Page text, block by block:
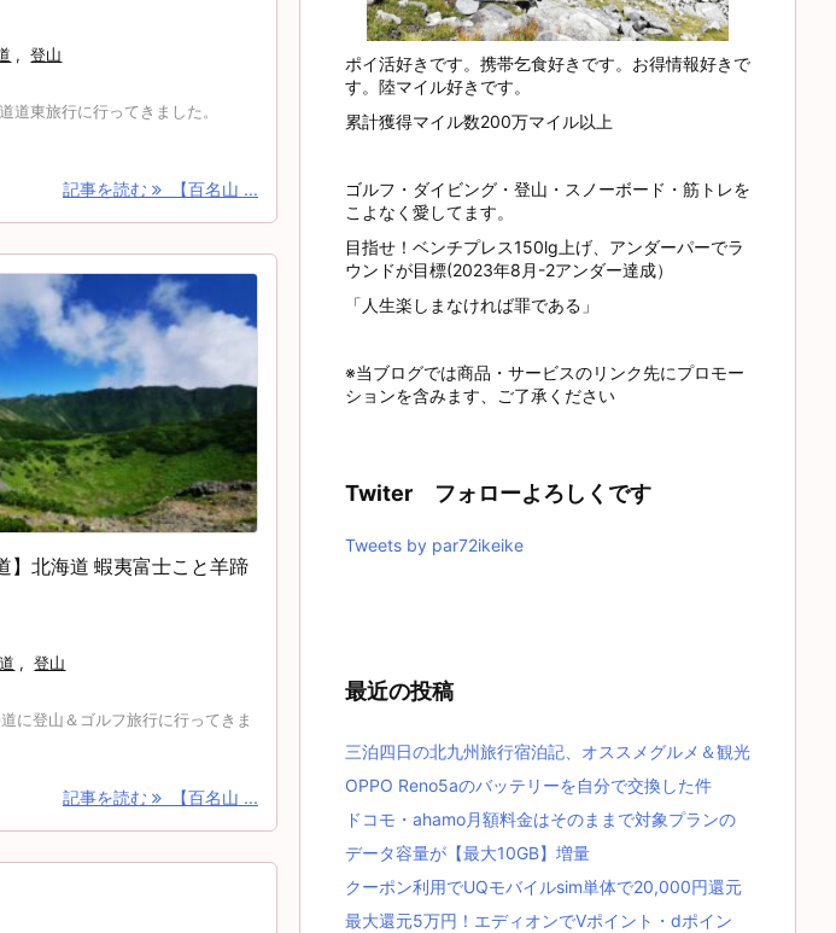
, 登山
道東旅行に行ってきました。
記事を読む 【百名山 ...
】北海道 蝦夷富士こと羊蹄
, 登山
に登山＆ゴルフ旅行に行ってきま
記事を読む 【百名山 ...
ポイ活好きです。携帯乞食好きです。お得情報好きで
す。陸マイル好きです。
累計獲得マイル数200万マイル以上
ゴルフ・ダイビング・登山・スノーボード・筋トレを
こよなく愛してます。
目指せ！ベンチプレス150lg上げ、アンダーパーでラ
ウンドが目標(2023年8月-2アンダー達成）
「人生楽しまなければ罪である」
※当ブログでは商品・サービスのリンク先にプロモー
ションを含みます、ご了承ください
Twiter フォローよろしくです
Tweets by par72ikeike
最近の投稿
三泊四日の北九州旅行宿泊記、オススメグルメ＆観光
OPPO Reno5aのバッテリーを自分で交換した件
ドコモ・ahamo月額料金はそのままで対象プランの
データ容量が【最大10GB】増量
クーポン利用でUQモバイルsim単体で20,000円還元
最大還元5万円！エディオンでVポイント・dポイン